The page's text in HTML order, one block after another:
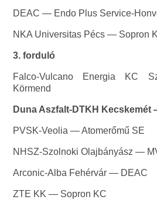
DEAC — Endo Plus Service-
NKA Universitas Pécs — Sopron
3. forduló
Falco-Vulcano Energia KC
Körmend
Duna Aszfalt-DTKH Kecskemét
PVSK-Veolia — Atomerőmű SE
NHSZ-Szolnoki Olajbányász —
Arconic-Alba Fehérvár — DEAC
ZTE KK — Sopron KC